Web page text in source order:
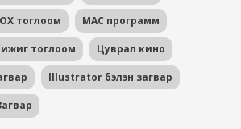
тоглоом MAC программ
тоглоом Цуврал кино
Illustrator бэлэн загвар